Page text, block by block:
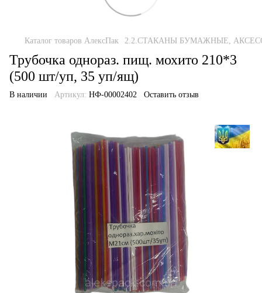
Каталог товаров АлексПак 2.2.СТАКАНЫ БУМАЖНЫЕ,
Трубочка однораз. пищ. мохито 210*3
(500 шт/уп, 35 уп/ящ)
В наличии Артикул: НФ-00002402 Оставить отзыв